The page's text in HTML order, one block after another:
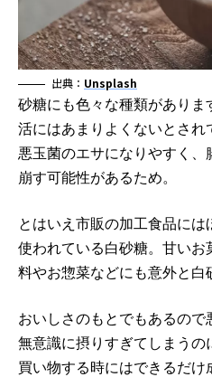
出典： Unsplash
砂糖にも色々な種類があり
活にはあまりよくないとさ
悪玉菌のエサになりやすく
崩す可能性があるため。
とはいえ市販の加工食品に
使われている白砂糖。甘い
料やお惣菜などにも意外と白
おいしさのもとでもあるので
無意識に摂りすぎてしまうの
買い物する時にはできるだ